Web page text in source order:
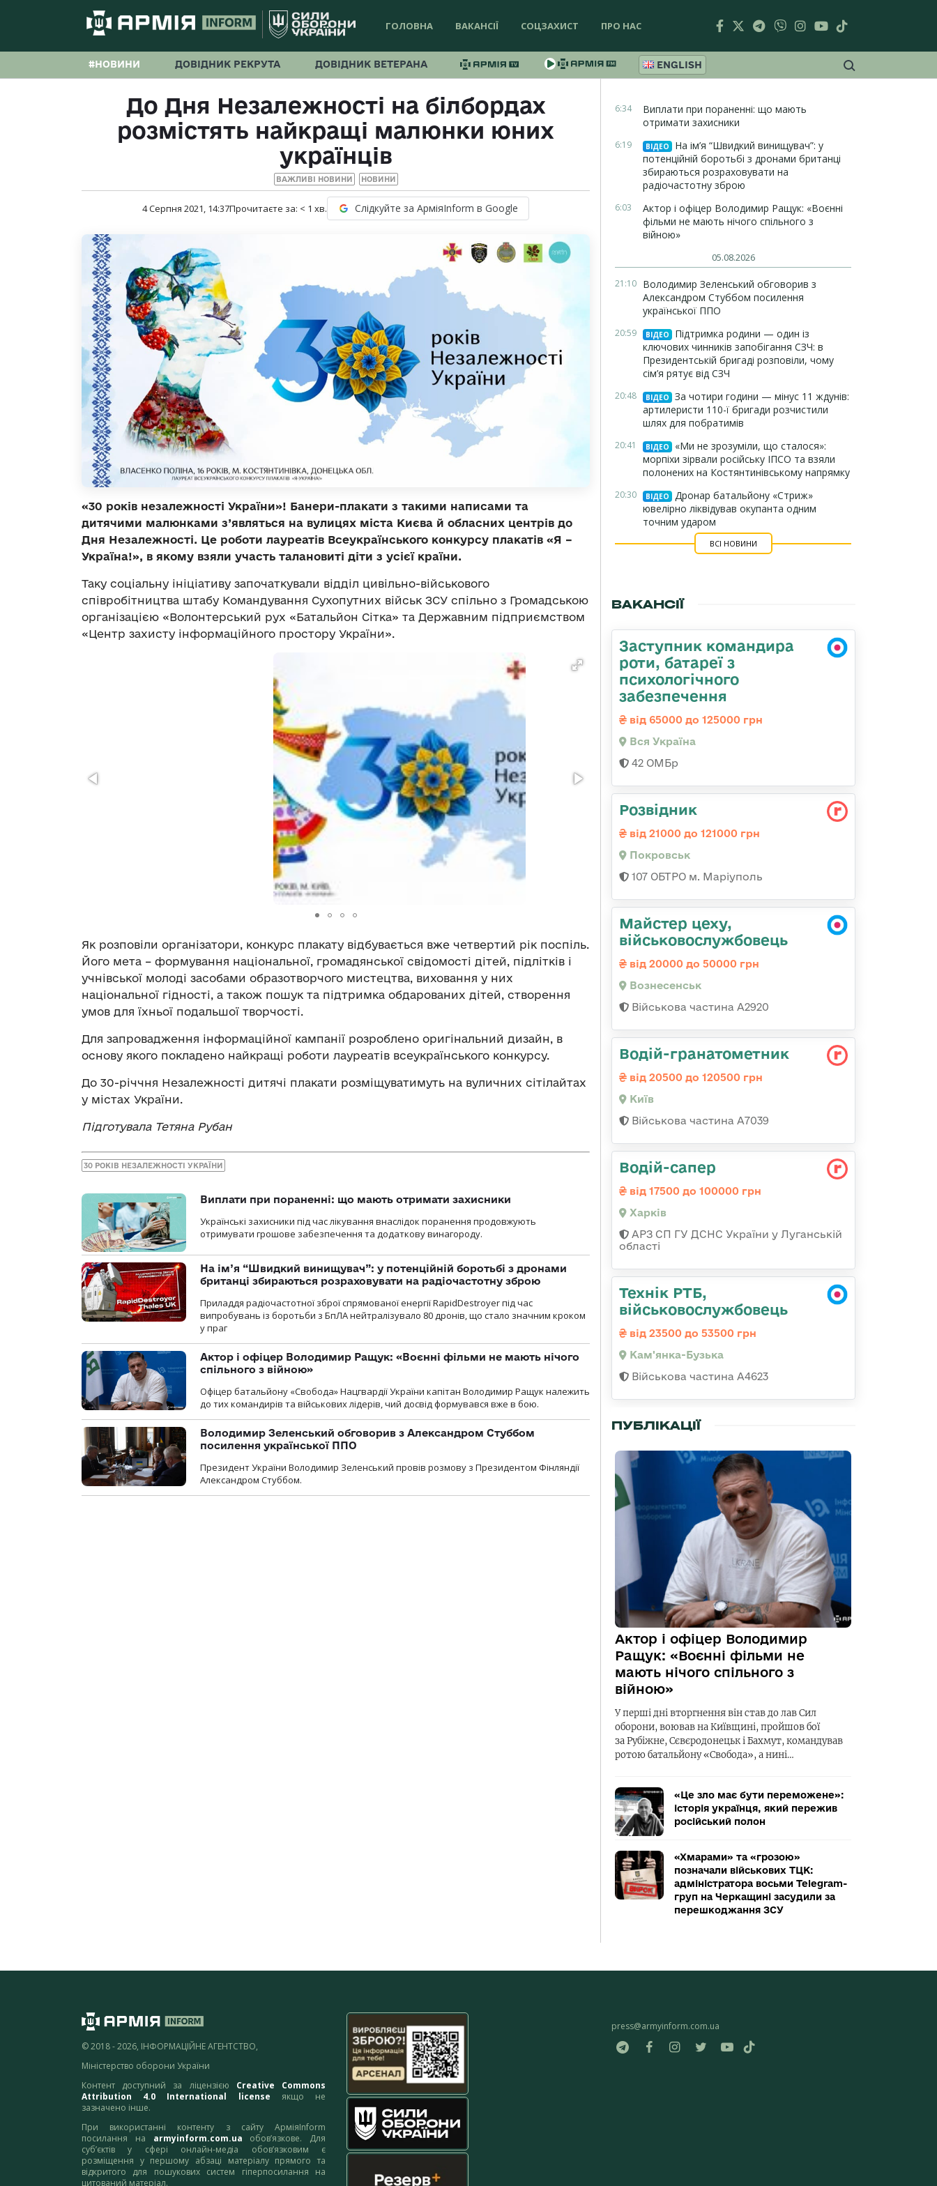
ГОЛОВНА ВАКАНСІЇ СОЦЗАХИСТ ПРО НАС
#НОВИНИ ДОВІДНИК РЕКРУТА ДОВІДНИК ВЕТЕРАНА ENGLISH
До Дня Незалежності на білбордах
розмістять найкращі малюнки юних
українців
ВАЖЛИВІ НОВИНИ НОВИНИ
4 Серпня 2021, 14:37Прочитаєте за: < 1 хв. Слідкуйте за АрміяInform в Google
«30 років незалежності України»! Банери-плакати з такими написами та
дитячими малюнками з’являться на вулицях міста Києва й обласних центрів до
Дня Незалежності. Це роботи лауреатів Всеукраїнського конкурсу плакатів «Я –
Україна!», в якому взяли участь талановиті діти з усієї країни.
Таку соціальну ініціативу започаткували відділ цивільно-військового
співробітництва штабу Командування Сухопутних військ ЗСУ спільно з Громадською
організацією «Волонтерський рух «Батальйон Сітка» та Державним підприємством
«Центр захисту інформаційного простору України».
Як розповіли організатори, конкурс плакату відбувається вже четвертий рік поспіль.
Його мета – формування національної, громадянської свідомості дітей, підлітків і
учнівської молоді засобами образотворчого мистецтва, виховання у них
національної гідності, а також пошук та підтримка обдарованих дітей, створення
умов для їхньої подальшої творчості.
Для запровадження інформаційної кампанії розроблено оригінальний дизайн, в
основу якого покладено найкращі роботи лауреатів всеукраїнського конкурсу.
До 30-річчня Незалежності дитячі плакати розміщуватимуть на вуличних сітілайтах
у містах України.
Підготувала Тетяна Рубан
30 РОКІВ НЕЗАЛЕЖНОСТІ УКРАЇНИ
Виплати при пораненні: що мають отримати захисники
Українські захисники під час лікування внаслідок поранення продовжують
отримувати грошове забезпечення та додаткову винагороду.
На ім’я “Швидкий винищувач”: у потенційній боротьбі з дронами
британці збираються розраховувати на радіочастотну зброю
Приладдя радіочастотної зброї спрямованої енергії RapidDestroyer під час
випробувань із боротьби з БпЛА нейтралізувало 80 дронів, що стало значним кроком
у праг
Актор і офіцер Володимир Ращук: «Воєнні фільми не мають нічого
спільного з війною»
Офіцер батальйону «Свобода» Нацгвардії України капітан Володимир Ращук належить
до тих командирів та військових лідерів, чий досвід формувався вже в бою.
Володимир Зеленський обговорив з Александром Стуббом
посилення української ППО
Президент України Володимир Зеленський провів розмову з Президентом Фінляндії
Александром Стуббом.
6:34
Виплати при пораненні: що мають
отримати захисники
6:19 ВІДЕО
На ім’я “Швидкий винищувач”: у
потенційній боротьбі з дронами британці
збираються розраховувати на
радіочастотну зброю
6:03
Актор і офіцер Володимир Ращук: «Воєнні
фільми не мають нічого спільного з
війною»
05.08.2026
21:10 Володимир Зеленський обговорив з
Александром Стуббом посилення
української ППО
20:59 ВІДЕО
Підтримка родини — один із
ключових чинників запобігання СЗЧ: в
Президентській бригаді розповіли, чому
сім’я рятує від СЗЧ
20:48 ВІДЕО
За чотири години — мінус 11 ждунів:
артилеристи 110-ї бригади розчистили
шлях для побратимів
20:41 ВІДЕО
«Ми не зрозуміли, що сталося»:
морпіхи зірвали російську ІПСО та взяли
полонених на Костянтинівському напрямку
20:30 ВІДЕО
Дронар батальйону «Стриж»
ювелірно ліквідував окупанта одним
точним ударом
ВСІ НОВИНИ
ВАКАНСІЇ
Заступник командира
роти, батареї з
психологічного
забезпечення
від 65000 до 125000 грн
Вся Україна
42 ОМБр
Розвідник
від 21000 до 121000 грн
Покровськ
107 ОБТРО м. Маріуполь
Майстер цеху,
військовослужбовець
від 20000 до 50000 грн
Вознесенськ
Військова частина А2920
Водій-гранатометник
від 20500 до 120500 грн
Київ
Військова частина А7039
Водій-сапер
від 17500 до 100000 грн
Харків
АРЗ СП ГУ ДСНС України у Луганській
області
Технік РТБ,
військовослужбовець
від 23500 до 53500 грн
Кам'янка-Бузька
Військова частина А4623
ПУБЛІКАЦІЇ
Актор і офіцер Володимир
Ращук: «Воєнні фільми не
мають нічого спільного з
війною»
У перші дні вторгнення він став до лав Сил
оборони, воював на Київщині, пройшов бої
за Рубіжне, Сєвєродонецьк і Бахмут, командував
ротою батальйону «Свобода», а нині…
«Це зло має бути переможене»:
історія українця, який пережив
російський полон
«Хмарами» та «грозою»
позначали військових ТЦК:
адміністратора восьми Telegram-
груп на Черкащині засудили за
перешкоджання ЗСУ
© 2018 - 2026, ІНФОРМАЦІЙНЕ АГЕНТСТВО,
Міністерство оборони України
Контент доступний за ліцензією Creative Commons
Attribution 4.0 International license якщо не
зазначено інше.
При використанні контенту з сайту АрміяInform
посилання на armyinform.com.ua обов’язкове. Для
суб’єктів у сфері онлайн-медіа обов’язковим є
розміщення у першому абзаці матеріалу прямого та
відкритого для пошукових систем гіперпосилання на
цитований матеріал.
press@armyinform.com.ua